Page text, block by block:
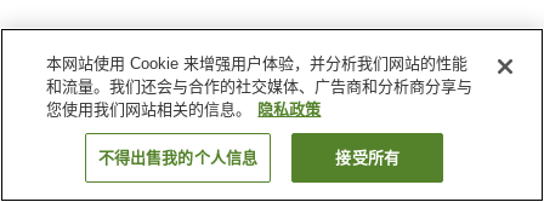
搜索客房
本网站使用 Cookie 来增强用户体验，并分析我们网站的性能
和流量。我们还会与合作的社交媒体、广告商和分析商分享与
您使用我们网站相关的信息。
隐私政策
不得出售我的个人信息 接受所有